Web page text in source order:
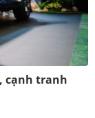
cạnh tranh